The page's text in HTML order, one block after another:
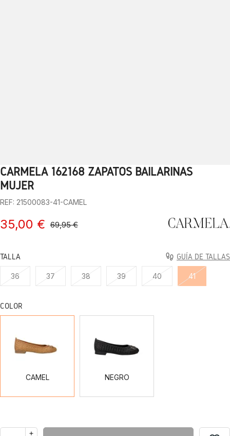
1 2 3 4 5 6 7 8 9 10
CARMELA 162168 ZAPATOS BAILARINAS
MUJER
REF: 21500083-41-CAMEL
35,00 € 69,95 €
TALLA GUÍA DE TALLAS
36 37 38 39 40 41
COLOR
CAMEL NEGRO